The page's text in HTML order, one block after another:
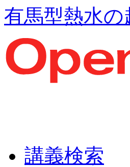
有馬型熱水の
講義検索